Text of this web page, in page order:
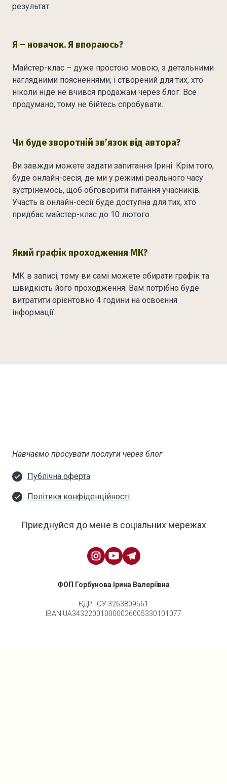
результат.
Я – новачок. Я впораюсь?
Майстер-клас – дуже простою мовою, з детальними
наглядними поясненнями, і створений для тих, хто
ніколи ніде не вчився продажам через блог. Все
продумано, тому не бійтесь спробувати.
Чи буде зворотній звʼязок від автора?
Ви завжди можете задати запитання Ірині. Крім того,
буде онлайн-сесія, де ми у режимі реального часу
зустрінемось, щоб обговорити питання учасників.
Участь в онлайн-сесії буде доступна для тих, хто
придбає майстер-клас до 10 лютого.
Який графік проходження МК?
МК в записі, тому ви самі можете обирати графік та
швидкість його проходження. Вам потрібно буде
витратити орієнтовно 4 години на освоєння
інформації.
Навчаємо просувати послуги через блог
Публічна оферта
Політика конфіденційності
Приєднуйся до мене в соціальних мережах
ФОП Горбунова Ірина Валеріївна
ЄДРПОУ 3263809561
IBAN UA343220010000026005330101077